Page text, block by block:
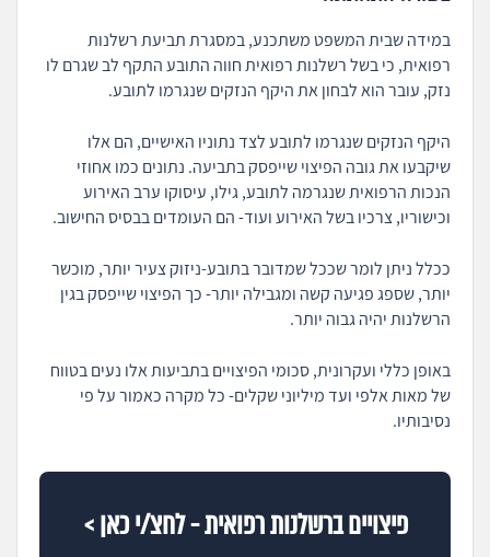
במידה שבית המשפט משתכנע, במסגרת תביעת רשלנות
רפואית, כי בשל רשלנות רפואית חווה התובע התקף לב שגרם לו
נזק, עובר הוא לבחון את היקף הנזקים שנגרמו לתובע.
היקף הנזקים שנגרמו לתובע לצד נתוניו האישיים, הם אלו
שיקבעו את גובה הפיצוי שייפסק בתביעה. נתונים כמו אחוזי
הנכות הרפואית שנגרמה לתובע, גילו, עיסוקו ערב האירוע
וכישוריו, צרכיו בשל האירוע ועוד- הם העומדים בבסיס החישוב.
ככלל ניתן לומר שככל שמדובר בתובע-ניזוק צעיר יותר, מוכשר
יותר, שספג פגיעה קשה ומגבילה יותר- כך הפיצוי שייפסק בגין
הרשלנות יהיה גבוה יותר.
באופן כללי ועקרונית, סכומי הפיצויים בתביעות אלו נעים בטווח
של מאות אלפי ועד מיליוני שקלים- כל מקרה כאמור על פי
נסיבותיו.
פיצויים ברשלנות רפואית - לחצ/י כאן >